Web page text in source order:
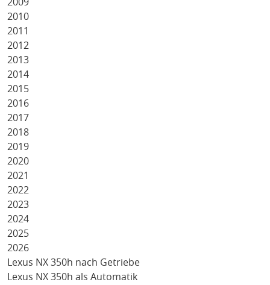
2009
2010
2011
2012
2013
2014
2015
2016
2017
2018
2019
2020
2021
2022
2023
2024
2025
2026
Lexus NX 350h nach Getriebe
Lexus NX 350h als Automatik